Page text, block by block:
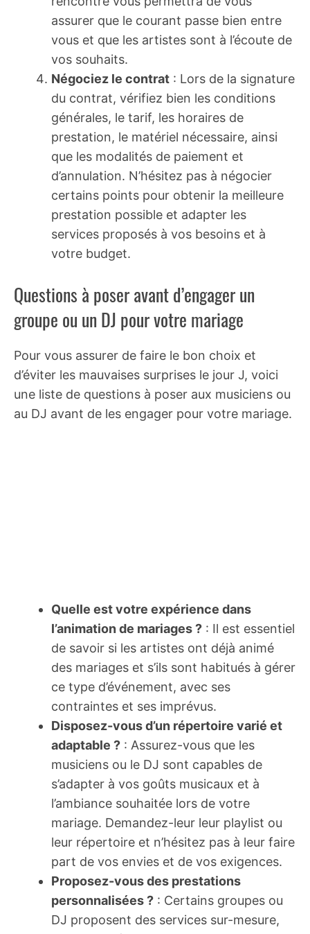
assurer que le courant passe bien entre
vous et que les artistes sont à l’écoute de
vos souhaits.
Négociez le contrat : Lors de la signature
du contrat, vérifiez bien les conditions
générales, le tarif, les horaires de
prestation, le matériel nécessaire, ainsi
que les modalités de paiement et
d’annulation. N’hésitez pas à négocier
certains points pour obtenir la meilleure
prestation possible et adapter les
services proposés à vos besoins et à
votre budget.
Questions à poser avant d’engager un
groupe ou un DJ pour votre mariage
Pour vous assurer de faire le bon choix et
d’éviter les mauvaises surprises le jour J, voici
une liste de questions à poser aux musiciens ou
au DJ avant de les engager pour votre mariage.
Quelle est votre expérience dans
l’animation de mariages ? : Il est essentiel
de savoir si les artistes ont déjà animé
des mariages et s’ils sont habitués à gérer
ce type d’événement, avec ses
contraintes et ses imprévus.
Disposez-vous d’un répertoire varié et
adaptable ? : Assurez-vous que les
musiciens ou le DJ sont capables de
s’adapter à vos goûts musicaux et à
l’ambiance souhaitée lors de votre
mariage. Demandez-leur leur playlist ou
leur répertoire et n’hésitez pas à leur faire
part de vos envies et de vos exigences.
Proposez-vous des prestations
personnalisées ? : Certains groupes ou
DJ proposent des services sur-mesure,